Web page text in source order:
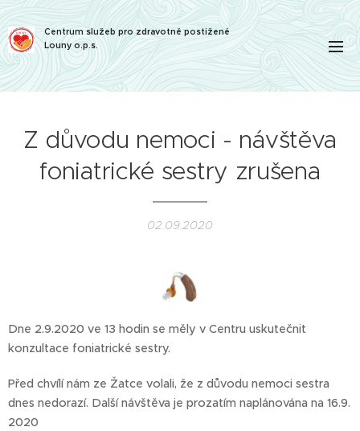
Centrum služeb pro zdravotně postižené
Louny o.p.s.
Z důvodu nemoci - návštěva
foniatrické sestry zrušena
02.09.2020
Dne 2.9.2020 ve 13 hodin se měly v Centru uskutečnit
konzultace foniatrické sestry.
Před chvílí nám ze Žatce volali, že z důvodu nemoci sestra
dnes nedorazí. Další návštěva je prozatím naplánována na 16.9.
2020